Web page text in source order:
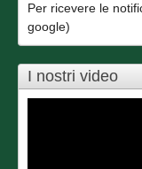
Per ricevere le
google)
I nostri video